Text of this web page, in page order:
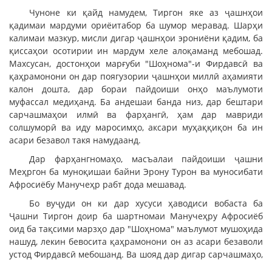
Чуноне ки қайд намудем, Тиргон яке аз ҷашнҳои
қадимаи мардуми ориёитабор ба шумор меравад. Шарҳи
калимаи мазкур, мисли дигар ҷашнҳои эрониёни қадим, ба
қиссаҳои осотирии ин мардум хеле алоқаманд мебошад.
Махсусан, достонҳои марғуби "Шоҳнома"-и Фирдавсӣ ва
қаҳрамонони он дар поягузории ҷашнҳои миллӣ аҳамияти
калон дошта, дар бораи пайдоиши онҳо маълумоти
муфассал медиҳанд. Ба андешаи банда низ, дар бештари
сарчашмаҳои илмӣ ва фарҳангӣ, ҳам дар мавриди
солшуморӣ ва иду маросимҳо, аксари муҳаққиқон ба ин
асари безавол такя намудаанд.
Дар фарҳангномаҳо, масъалаи пайдоиши ҷашни
Меҳргон ба муноқишаи байни Эрону Турон ва муносибати
Афросиёбу Манучеҳр рабт дода мешавад.
Бо вуҷуди он ки дар хусуси ҳаводиси вобаста ба
Ҷашни Тиргон доир ба шартномаи Манучеҳру Афросиёб
оид ба тақсими марзҳо дар "Шоҳнома" маълумот мушоҳида
нашуд, лекин бевосита қаҳрамонони он аз асари безаволи
устод Фирдавсӣ мебошанд. Ва шояд дар дигар сарчашмаҳо,